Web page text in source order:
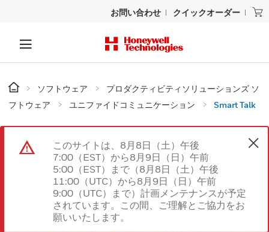
お問い合わせ クイックオーダー
ソフトウェア
プロダクティビティソリューションズ ソ
フトウェア
ユニファイドコミュニケーション Smart Talk
このサイトは、8月8日（土）午後
7:00（EST）から8月9日（日）午前
5:00（EST）まで（8月8日（土）午後
11:00（UTC）から8月9日（日）午前
9:00（UTC）まで）計画メンテナンスが予定
されています。この間、ご理解とご協力をお
願いいたします。